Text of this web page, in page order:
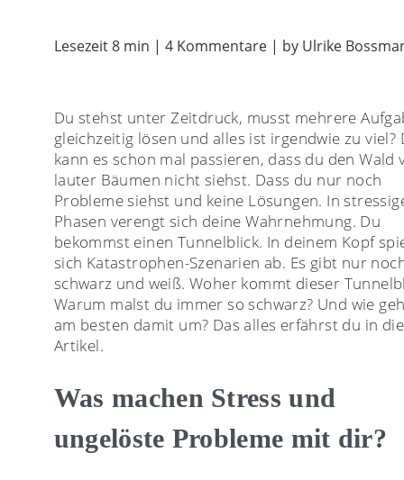
Lesezeit 8 min | 4 Kommentare | by Ulrike
Du stehst unter Zeitdruck, musst mehrere
gleichzeitig lösen und alles ist irgendwie zu viel?
kann es schon mal passieren, dass du den Wald
lauter Bäumen nicht siehst. Dass du nur noch
Probleme siehst und keine Lösungen. In
Phasen verengt sich deine Wahrnehmung. Du
bekommst einen Tunnelblick. In deinem Kopf
sich Katastrophen-Szenarien ab. Es gibt nur
schwarz und weiß. Woher kommt dieser
Warum malst du immer so schwarz? Und wie
am besten damit um? Das alles erfährst du in
Artikel.
Was machen Stress und
ungelöste Probleme mit dir?